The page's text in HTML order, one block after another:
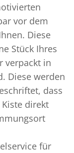
vor dem
Diese
Stück Ihres
verpackt in
Diese werden
dass
direkt
für